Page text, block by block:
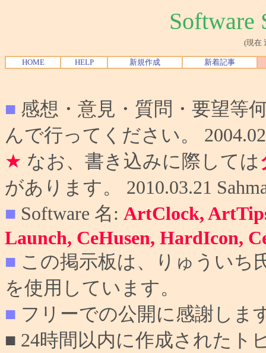
Software
(現在
HOME HELP 新規作成 新着記事
■ 感想・意見・質問・要望等
んで行ってください。
★ なお、書き込みに際しては
があります。 2010.03.21
■ Software 名: ArtClock,
Launch, CeHusen, HardIcon,
■ この掲示板は、りゅういち
を使用しています。
■ フリーでの公開に感謝しま
■ 24時間以内に作成されたト